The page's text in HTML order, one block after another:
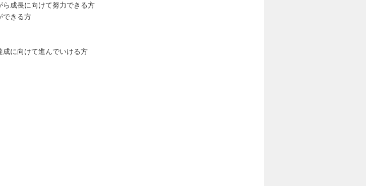
ら成長に向けて努力できる方
できる方
成に向けて進んでいける方